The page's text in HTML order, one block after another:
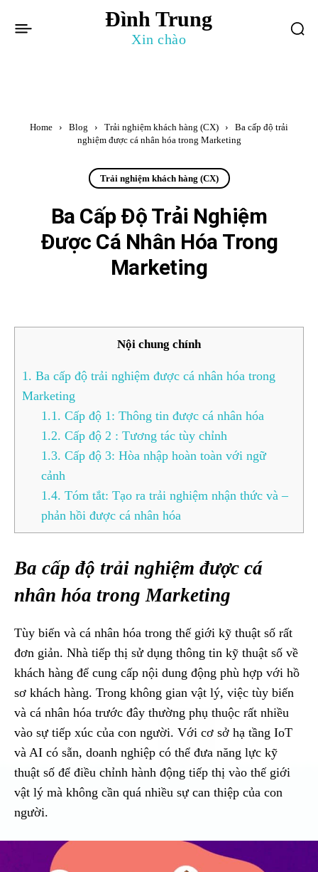
Đình Trung
Xin chào
Home Blog Trải nghiệm khách hàng (CX)
Ba cấp độ trải
nghiệm được cá nhân hóa trong Marketing
Trải nghiệm khách hàng (CX)
Ba Cấp Độ Trải Nghiệm
Được Cá Nhân Hóa Trong
Marketing
Nội chung chính
1. Ba cấp độ trải nghiệm được cá nhân hóa trong
Marketing
1.1. Cấp độ 1: Thông tin được cá nhân hóa
1.2. Cấp độ 2 : Tương tác tùy chỉnh
1.3. Cấp độ 3: Hòa nhập hoàn toàn với ngữ
cảnh
1.4. Tóm tắt: Tạo ra trải nghiệm nhận thức và –
phản hồi được cá nhân hóa
Ba cấp độ trải nghiệm được cá
nhân hóa trong Marketing
Tùy biến và cá nhân hóa trong thế giới kỹ thuật số rất
đơn giản. Nhà tiếp thị sử dụng thông tin kỹ thuật số về
khách hàng để cung cấp nội dung động phù hợp với hồ
sơ khách hàng. Trong không gian vật lý, việc tùy biến
và cá nhân hóa trước đây thường phụ thuộc rất nhiều
vào sự tiếp xúc của con người. Với cơ sở hạ tầng IoT
và AI có sẵn, doanh nghiệp có thể đưa năng lực kỹ
thuật số để điều chỉnh hành động tiếp thị vào thế giới
vật lý mà không cần quá nhiều sự can thiệp của con
người.